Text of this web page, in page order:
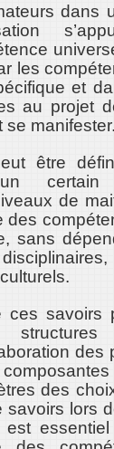
dans
les
et
au projet
se manifester.
être
de
des
sans
ces savoirs
des
des
savoirs lors
est